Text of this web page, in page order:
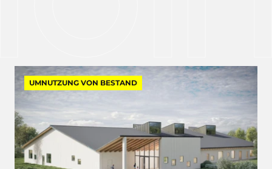
UMNUTZUNG VON BESTAND